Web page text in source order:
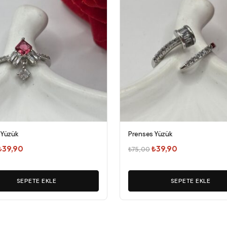
39,90
fiyat:
₺39,90.
SEPETE EKLE
Prenses Yüzük
₺75,00Orijinal
₺75,00.
₺39,90
fiyat:
₺39,90.
SEPETE EKLE